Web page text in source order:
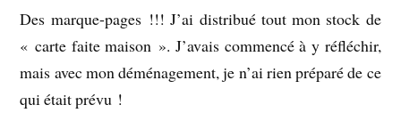
Des marque-pages !!! J’ai distribué tout mon stock de
« carte faite maison ». J’avais commencé à y réfléchir,
mais avec mon déménagement, je n’ai rien préparé de ce
qui était prévu !